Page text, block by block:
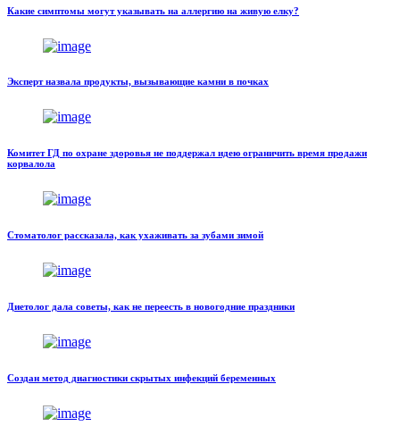
Какие симптомы могут указывать на аллергию на живую елку?
Эксперт назвала продукты, вызывающие камни в почках
Комитет ГД по охране здоровья не поддержал идею ограничить время продажи
корвалола
Стоматолог рассказала, как ухаживать за зубами зимой
Диетолог дала советы, как не переесть в новогодние праздники
Создан метод диагностики скрытых инфекций беременных